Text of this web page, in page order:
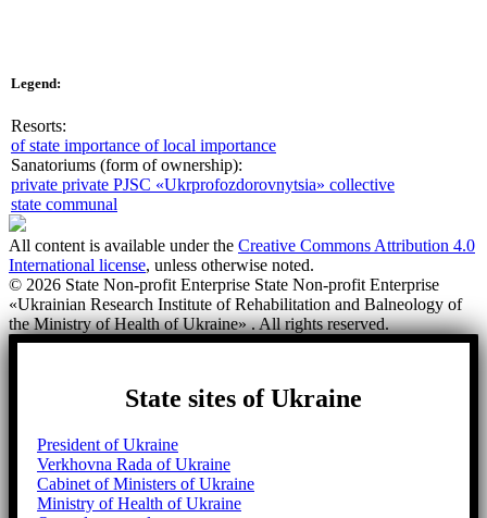
Legend:
Resorts:
of state importance of local importance
Sanatoriums (form of ownership):
private private PJSC «Ukrprofozdorovnytsia» collective
state communal
All content is available under the Creative Commons Attribution 4.0
International license, unless otherwise noted.
© 2026 State Non-profit Enterprise State Non-profit Enterprise
«Ukrainian Research Institute of Rehabilitation and Balneology of
the Ministry of Health of Ukraine» . All rights reserved.
State sites of Ukraine
President of Ukraine
Verkhovna Rada of Ukraine
Cabinet of Ministers of Ukraine
Ministry of Health of Ukraine